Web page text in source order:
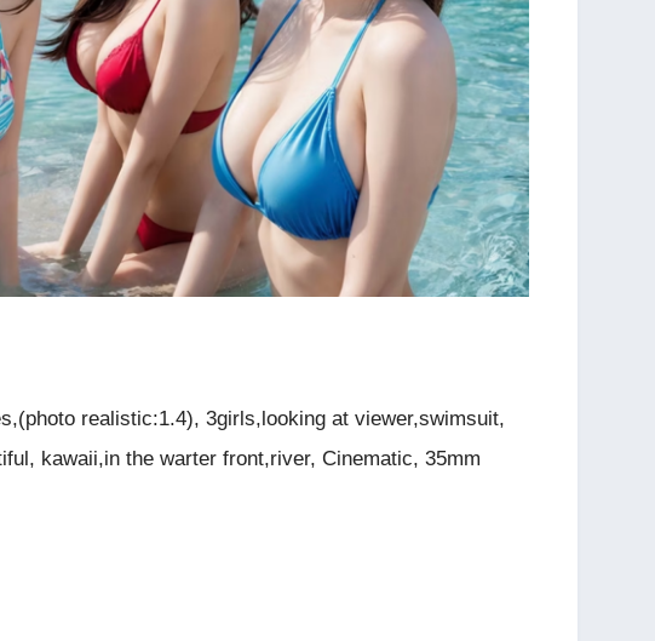
realistic:1.4), 3girls,looking at viewer,swimsuit,
kawaii,in the warter front,river, Cinematic, 35mm